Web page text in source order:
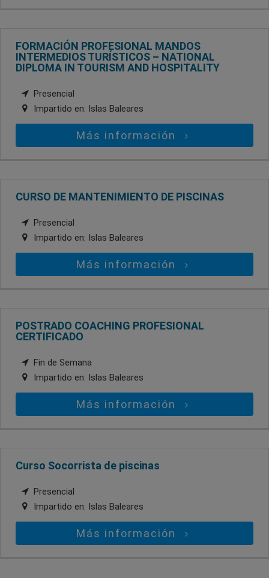
FORMACIÓN PROFESIONAL MANDOS
INTERMEDIOS TURÍSTICOS – NATIONAL
DIPLOMA IN TOURISM AND HOSPITALITY
Presencial
Impartido en: Islas Baleares
Más información
CURSO DE MANTENIMIENTO DE PISCINAS
Presencial
Impartido en: Islas Baleares
Más información
POSTRADO COACHING PROFESIONAL
CERTIFICADO
Fin de Semana
Impartido en: Islas Baleares
Más información
Curso Socorrista de piscinas
Presencial
Impartido en: Islas Baleares
Más información